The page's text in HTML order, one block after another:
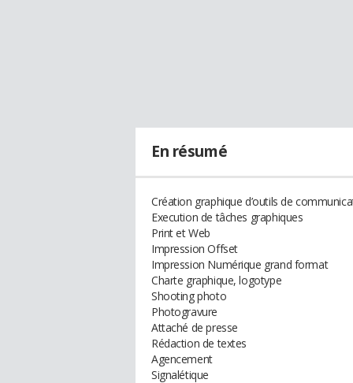
En résumé
Création graphique d’outils de
Execution de tâches graphiques
Print et Web
Impression Offset
Impression Numérique grand format
Charte graphique, logotype
Shooting photo
Photogravure
Attaché de presse
Rédaction de textes
Agencement
Signalétique